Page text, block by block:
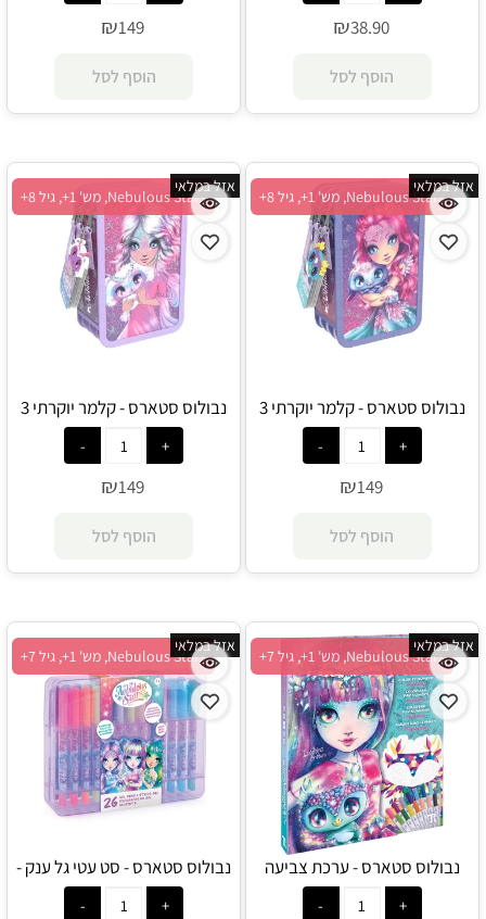
₪38.90
הוסף לסל
₪149
הוסף לסל
Nebulous Stars, מש' 1+, גיל 8+
אזל במלאי
נבולוס סטארס - קלמר יוקרתי 3
תאים קריסטליה - Nebulous Star
₪149
הוסף לסל
Nebulous Stars, מש' 1+, גיל 8+
אזל במלאי
נבולוס סטארס - קלמר יוקרתי 3
תאים אסטרליה - Nebulous Star
₪149
הוסף לסל
Nebulous Stars, מש' 1+, גיל 7+
אזל במלאי
נבולוס סטארס - ערכת צביעה
גדולה איזדורה - Nebulous Star
Nebulous Stars, מש' 1+, גיל 7+
אזל במלאי
נבולוס סטארס - סט עטי גל ענק -
Nebulous Star